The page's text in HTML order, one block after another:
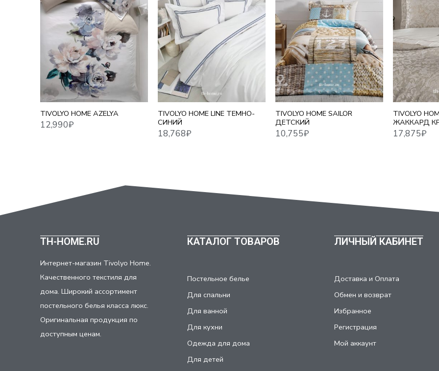
TIVOLYO HOME AZELYA
12,990₽
TIVOLYO HOME LINE ТЕМНО-
СИНИЙ
18,768₽
ЕВРО
TIVOLYO HOME SAILOR
ДЕТСКИЙ
10,755₽
TIVOLYO
ЖАККАРД
17,875₽
TH-HOME.RU
Интернет-магазин Tivolyo Home.
Качественного текстиля для
дома. Широкий ассортимент
постельного белья класса люкс.
Оригинальная продукция по
доступным ценам.
КАТАЛОГ ТОВАРОВ
Постельное белье
Для спальни
Для ванной
Для кухни
Одежда для дома
Для детей
ЛИЧНЫЙ КАБИНЕТ
Доставка и Оплата
Обмен и возврат
Избранное
Регистрация
Мой аккаунт